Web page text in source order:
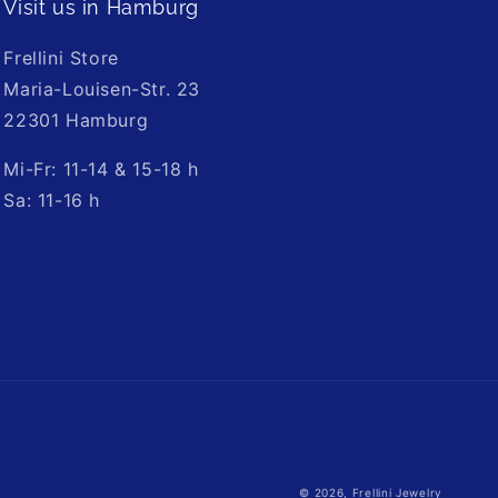
Visit us in Hamburg
Frellini Store
Maria-Louisen-Str. 23
22301 Hamburg
Mi-Fr: 11-14 & 15-18 h
Sa: 11-16 h
© 2026, Frellini Jewelry